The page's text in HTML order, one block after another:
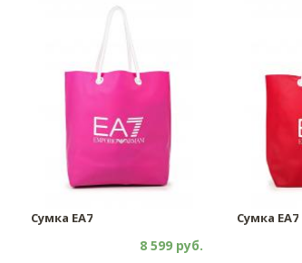
Сумка EA7
8 599 руб.
Сумка EA7